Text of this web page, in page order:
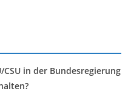
in der Bundesregierung